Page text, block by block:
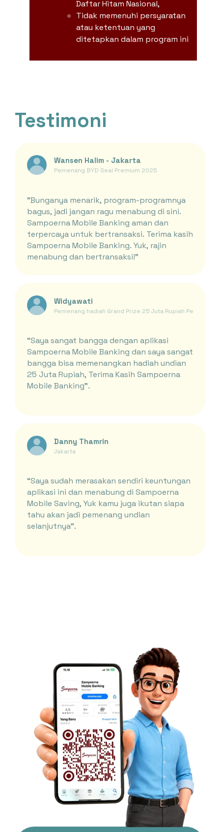
Daftar Hitam Nasional,
Tidak memenuhi persyaratan
atau ketentuan yang
ditetapkan dalam program ini
Testimoni
Wansen Halim - Jakarta
Pemenang BYD Seal Premium 2025
"Bunganya menarik, program-programnya
bagus, jadi jangan ragu menabung di sini.
Sampoerna Mobile Banking aman dan
terpercaya untuk bertransaksi. Terima kasih
Sampoerna Mobile Banking. Yuk, rajin
menabung dan bertransaksi!"
Widyawati
Pemenang hadiah Grand Prize 25 Juta Rupiah Periode
“Saya sangat bangga dengan aplikasi
Sampoerna Mobile Banking dan saya sangat
bangga bisa memenangkan hadiah undian
25 Juta Rupiah, Terima Kasih Sampoerna
Mobile Banking”.
Danny Thamrin
Jakarta
“Saya sudah merasakan sendiri keuntungan
aplikasi ini dan menabung di Sampoerna
Mobile Saving, Yuk kamu juga ikutan siapa
tahu akan jadi pemenang undian
selanjutnya”.